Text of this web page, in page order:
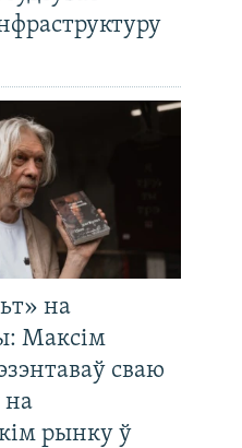
на
Максім
сваю
на
рынку ў